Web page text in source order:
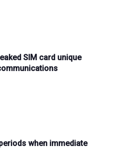
SIM card unique
when immediate